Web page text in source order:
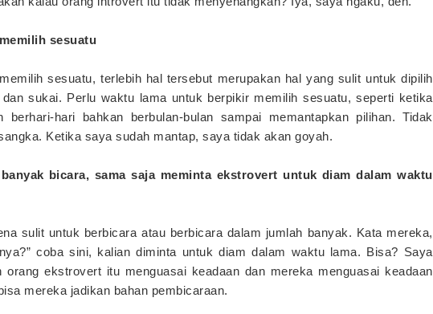
sesuatu
sesuatu, terlebih hal tersebut merupakan hal yang sulit untuk dipilih
sukai. Perlu waktu lama untuk berpikir memilih sesuatu, seperti ketika
hari bahkan berbulan-bulan sampai memantapkan pilihan. Tidak
Ketika saya sudah mantap, saya tidak akan goyah.
bicara, sama saja meminta ekstrovert untuk diam dalam waktu
sulit untuk berbicara atau berbicara dalam jumlah banyak. Kata mereka,
coba sini, kalian diminta untuk diam dalam waktu lama. Bisa? Saya
ekstrovert itu menguasai keadaan dan mereka menguasai keadaan
mereka jadikan bahan pembicaraan.